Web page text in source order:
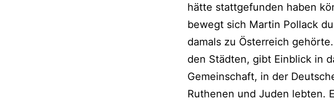
hätte stattgefunden haben
bewegt sich Martin Pollack
damals zu Österreich
den Städten, gibt Einblick in
Gemeinschaft, in der
Ruthenen und Juden lebten.